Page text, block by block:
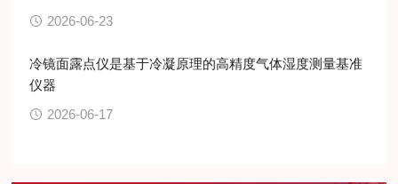
2026-06-23
冷镜面露点仪是基于冷凝原理的高精度气体湿度测量基准
仪器
2026-06-17